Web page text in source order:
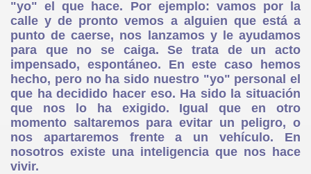
"yo" el que hace. Por ejemplo: vamos por la
calle y de pronto vemos a alguien que está a
punto de caerse, nos lanzamos y le ayudamos
para que no se caiga. Se trata de un acto
impensado, espontáneo. En este caso hemos
hecho, pero no ha sido nuestro "yo" personal el
que ha decidido hacer eso. Ha sido la situación
que nos lo ha exigido. Igual que en otro
momento saltaremos para evitar un peligro, o
nos apartaremos frente a un vehículo. En
nosotros existe una inteligencia que nos hace
vivir.